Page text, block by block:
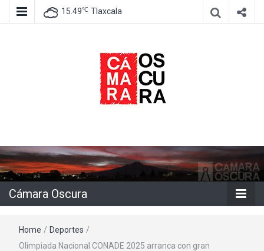
15.49℃ Tlaxcala
Cámara
Oscura
Cámara Oscura
Home / Deportes /
Olimpiada Nacional CONADE 2025 arranca con gran